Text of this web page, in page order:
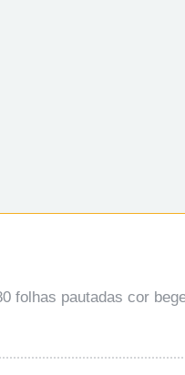
folhas pautadas cor